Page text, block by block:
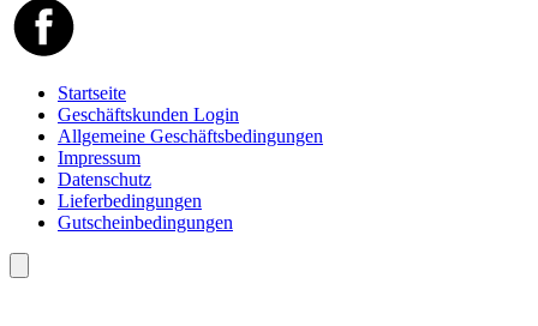
Startseite
Geschäftskunden Login
Allgemeine Geschäftsbedingungen
Impressum
Datenschutz
Lieferbedingungen
Gutscheinbedingungen